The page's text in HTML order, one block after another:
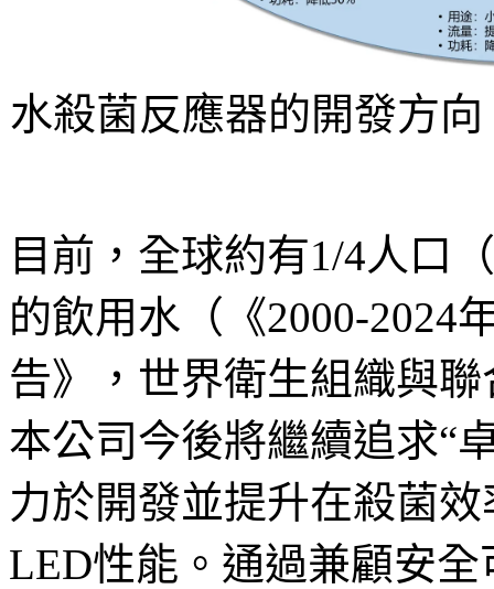
水殺菌反應器的開發方
目前，全球約有1/4人口
的飲用水（《2000-2024
告》，世界衛生組織與
本公司今後將繼續追求“
力於開發並提升在殺菌
LED性能。通過兼顧安